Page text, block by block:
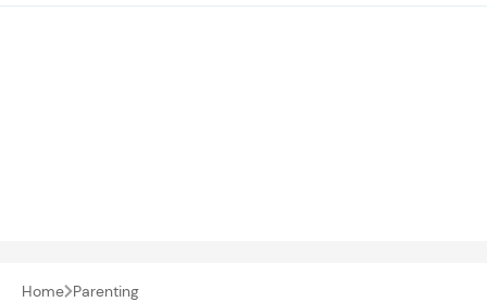
Home Parenting